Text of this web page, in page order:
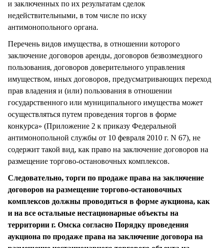
и заключенных по их результатам сделок
недействительными, в том числе по иску
антимонопольного органа.
Перечень видов имущества, в отношении которого
заключение договоров аренды, договоров безвозмездного
пользования, договоров доверительного управления
имуществом, иных договоров, предусматривающих переход
прав владения и (или) пользования в отношении
государственного или муниципального имущества может
осуществляться путем проведения торгов в форме
конкурса» (Приложение 2 к приказу Федеральной
антимонопольной службы от 10 февраля 2010 г. N 67), не
содержит такой вид, как право на заключение договоров на
размещение торгово-остановочных комплексов.
Следовательно, торги по продаже права на заключение
договоров на размещение торгово-остановочных
комплексов должны проводиться в форме аукциона, как
и на все остальные нестационарные объекты на
территории г. Омска согласно Порядку проведения
аукциона по продаже права на заключение договора на